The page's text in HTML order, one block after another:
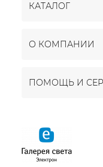
КАТАЛОГ
О КОМПАНИИ
ПОМОЩЬ И